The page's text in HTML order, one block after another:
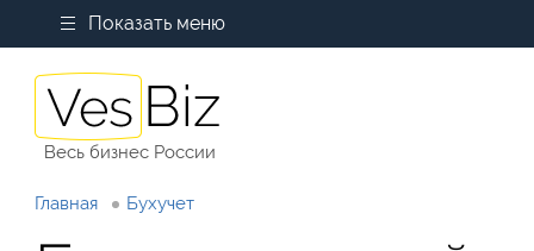
Показать меню
Весь бизнес России
Главная Бухучет